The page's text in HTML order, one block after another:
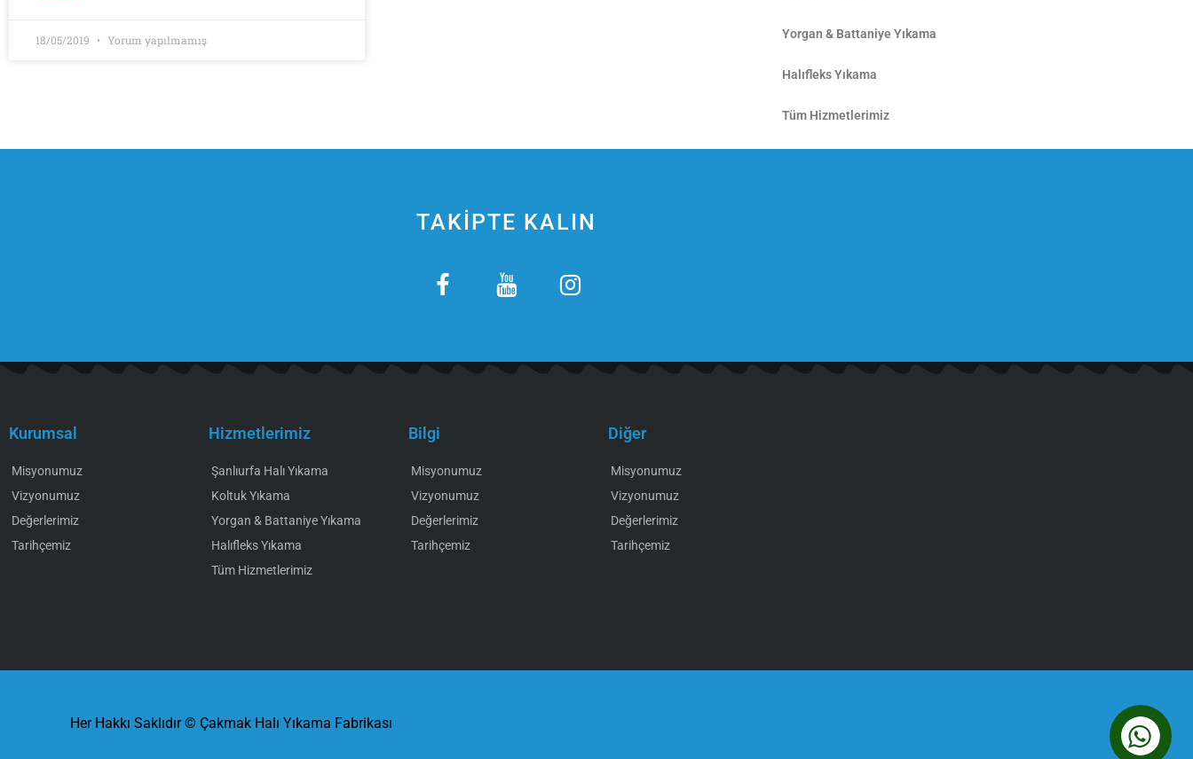
18/05/2019 Yorum yapılmamış Yorgan & Battaniye Yıkama
Halıfleks Yıkama
Tüm Hizmetlerimiz
TAKİPTE KALIN
Kurumsal
Misyonumuz
Vizyonumuz
Değerlerimiz
Tarihçemiz
Hizmetlerimiz
Şanlıurfa Halı Yıkama
Koltuk Yıkama
Yorgan & Battaniye Yıkama
Halıfleks Yıkama
Tüm Hizmetlerimiz
Bilgi
Misyonumuz
Vizyonumuz
Değerlerimiz
Tarihçemiz
Diğer
Misyonumuz
Vizyonumuz
Değerlerimiz
Tarihçemiz
Her Hakkı Saklıdır © Çakmak Halı Yıkama Fabrikası